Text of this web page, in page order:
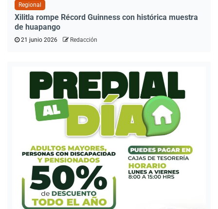
Regional
Xilitla rompe Récord Guinness con histórica muestra
de huapango
21 junio 2026 Redacción